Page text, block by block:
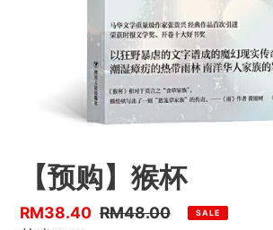
【预购】猴杯
优
RM38.40 售
RM48.00 SALE